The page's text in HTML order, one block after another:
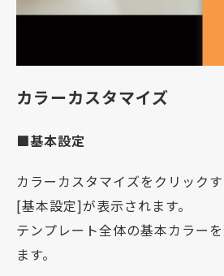
カラーカスタマイズ
■基本設定
カラーカスタマイズをクリック
[基本設定]が表示されます。
テンプレート全体の基本カラー
ます。